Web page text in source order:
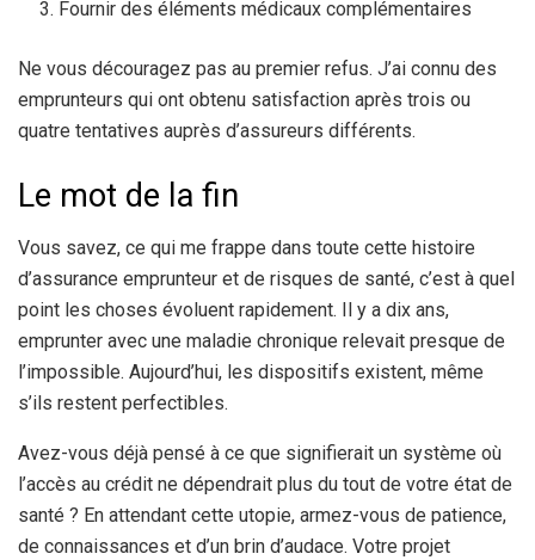
Fournir des éléments médicaux complémentaires
Ne vous découragez pas au premier refus. J’ai connu des
emprunteurs qui ont obtenu satisfaction après trois ou
quatre tentatives auprès d’assureurs différents.
Le mot de la fin
Vous savez, ce qui me frappe dans toute cette histoire
d’assurance emprunteur et de risques de santé, c’est à quel
point les choses évoluent rapidement. Il y a dix ans,
emprunter avec une maladie chronique relevait presque de
l’impossible. Aujourd’hui, les dispositifs existent, même
s’ils restent perfectibles.
Avez-vous déjà pensé à ce que signifierait un système où
l’accès au crédit ne dépendrait plus du tout de votre état de
santé ? En attendant cette utopie, armez-vous de patience,
de connaissances et d’un brin d’audace. Votre projet